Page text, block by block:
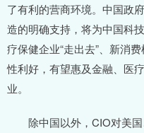
了有利的营商环境。中国政
造的明确支持，将为中国科
疗保健企业“走出去”、新消
性利好，有望惠及金融、医
业。
除中国以外，CIO对美国